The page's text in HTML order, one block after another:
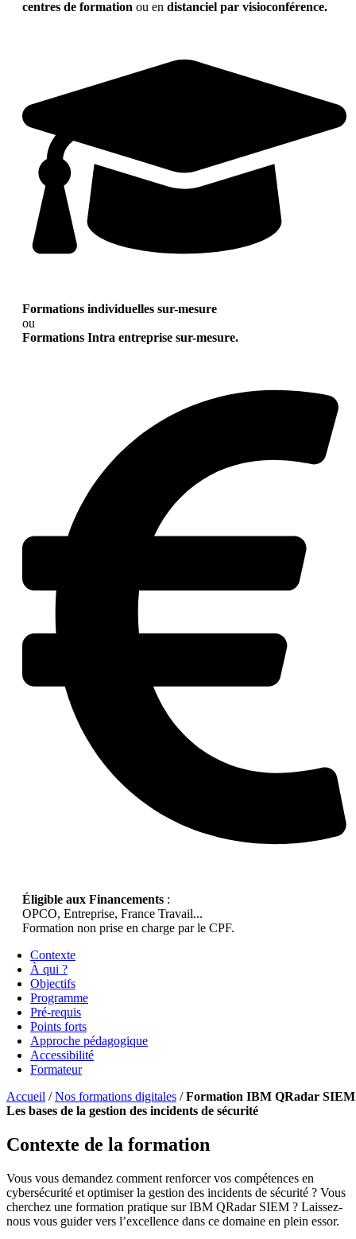
centres de formation ou en distanciel par visioconférence.
Formations individuelles sur-mesure
ou
Formations Intra entreprise sur-mesure.
Éligible aux Financements :
OPCO, Entreprise, France Travail...
Formation non prise en charge par le CPF.
Contexte
À qui ?
Objectifs
Programme
Pré-requis
Points forts
Approche pédagogique
Accessibilité
Formateur
Accueil /Nos formations digitales /Formation IBM QRadar
Les bases de la gestion des incidents de sécurité
Contexte de la formation
Vous vous demandez comment renforcer vos compétences en
cybersécurité et optimiser la gestion des incidents de sécurité ? Vous
cherchez une formation pratique sur IBM QRadar SIEM ? Laissez-
nous vous guider vers l’excellence dans ce domaine en plein essor.